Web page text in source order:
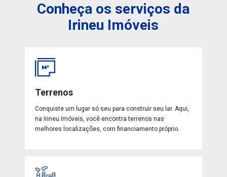
Conheça os serviços da
Irineu Imóveis
Terrenos
Conquiste um lugar só seu para construir seu lar. Aqui,
na Irineu Imóveis, você encontra terrenos nas
melhores localizações, com financiamento próprio.